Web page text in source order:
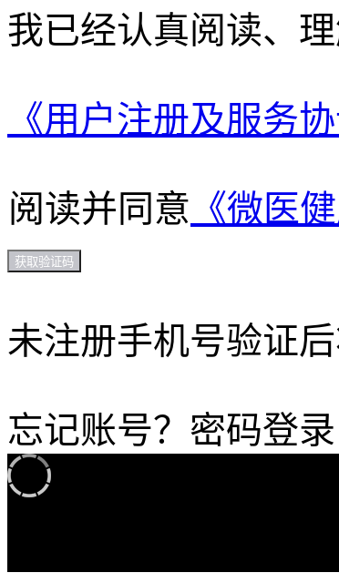
我已经认真阅读、
《用户注册及服务协
阅读并同意 《微医
获取验证码
未注册手机号验证
忘记账号？ 密码登录